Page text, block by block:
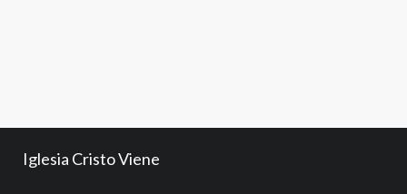
Iglesia Cristo Viene